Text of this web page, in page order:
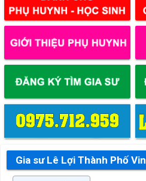
Gia sư Lê Lợi Thành Phố